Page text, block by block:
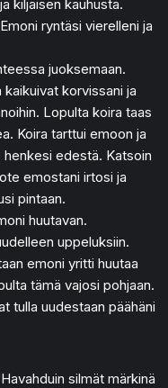
kiljaisen kauhusta.
ryntäsi vierelleni ja
juoksemaan.
kaikuivat korvissani ja
Lopulta koira taas
Koira tarttui emoon ja
henkesi edestä. Katsoin
emostani irtosi ja
pintaan.
huutavan.
uppeluksiin.
emoni yritti huutaa
tämä vajosi pohjaan.
tulla uudestaan päähäni
silmät märkinä